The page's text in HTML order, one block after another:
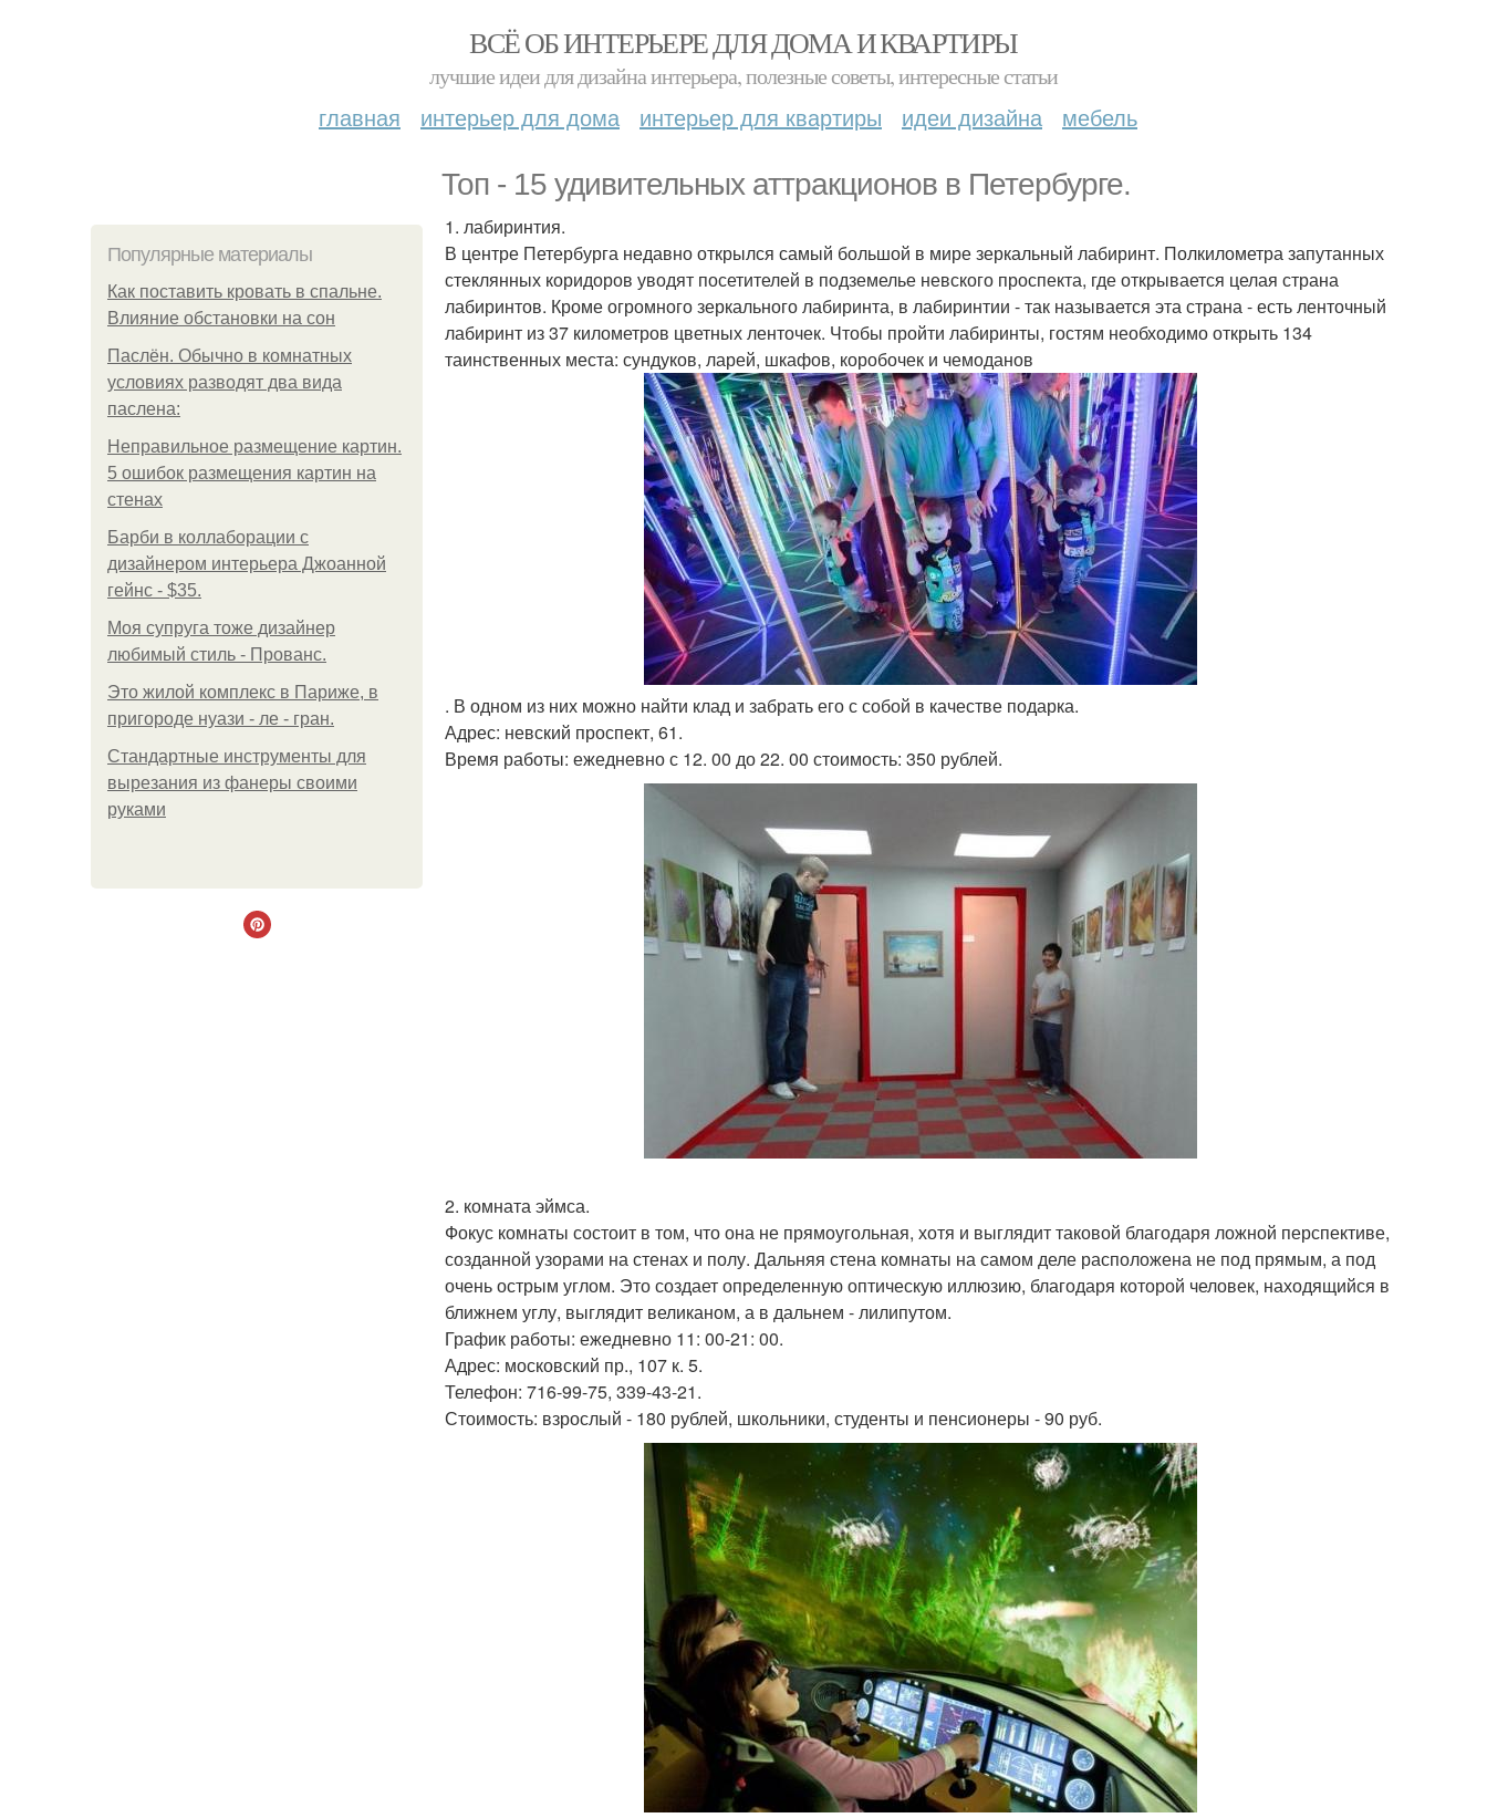
ВСЁ ОБ ИНТЕРЬЕРЕ ДЛЯ ДОМА И КВАРТИРЫ
лучшие идеи для дизайна интерьера, полезные советы, интересные статьи
главная интерьер для дома интерьер для квартиры идеи дизайна мебель
Топ - 15 удивительных аттракционов в Петербурге.
Популярные материалы
Как поставить кровать в спальне.
Влияние обстановки на сон
Паслён. Обычно в комнатных
условиях разводят два вида
паслена:
Неправильное размещение картин.
5 ошибок размещения картин на
стенах
Барби в коллаборации с
дизайнером интерьера Джоанной
гейнс - $35.
Моя супруга тоже дизайнер
любимый стиль - Прованс.
Это жилой комплекс в Париже, в
пригороде нуази - ле - гран.
Стандартные инструменты для
вырезания из фанеры своими
руками
1. лабиринтия.
В центре Петербурга недавно открылся самый большой в мире зеркальный лабиринт. Полкилометра запутанных
стеклянных коридоров уводят посетителей в подземелье невского проспекта, где открывается целая страна
лабиринтов. Кроме огромного зеркального лабиринта, в лабиринтии - так называется эта страна - есть ленточный
лабиринт из 37 километров цветных ленточек. Чтобы пройти лабиринты, гостям необходимо открыть 134
таинственных места: сундуков, ларей, шкафов, коробочек и чемоданов
. В одном из них можно найти клад и забрать его с собой в качестве подарка.
Адрес: невский проспект, 61.
Время работы: ежедневно с 12. 00 до 22. 00 стоимость: 350 рублей.
2. комната эймса.
Фокус комнаты состоит в том, что она не прямоугольная, хотя и выглядит таковой благодаря ложной перспективе,
созданной узорами на стенах и полу. Дальняя стена комнаты на самом деле расположена не под прямым, а под
очень острым углом. Это создает определенную оптическую иллюзию, благодаря которой человек, находящийся в
ближнем углу, выглядит великаном, а в дальнем - лилипутом.
График работы: ежедневно 11: 00-21: 00.
Адрес: московский пр., 107 к. 5.
Телефон: 716-99-75, 339-43-21.
Стоимость: взрослый - 180 рублей, школьники, студенты и пенсионеры - 90 руб.